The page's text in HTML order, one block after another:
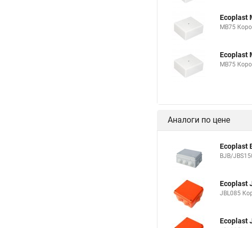
Ecoplast
MB75
Ecoplast
MB75
Аналоги по цене
Ecoplast
BJB/
Ecoplast
JBL085
Ecoplast